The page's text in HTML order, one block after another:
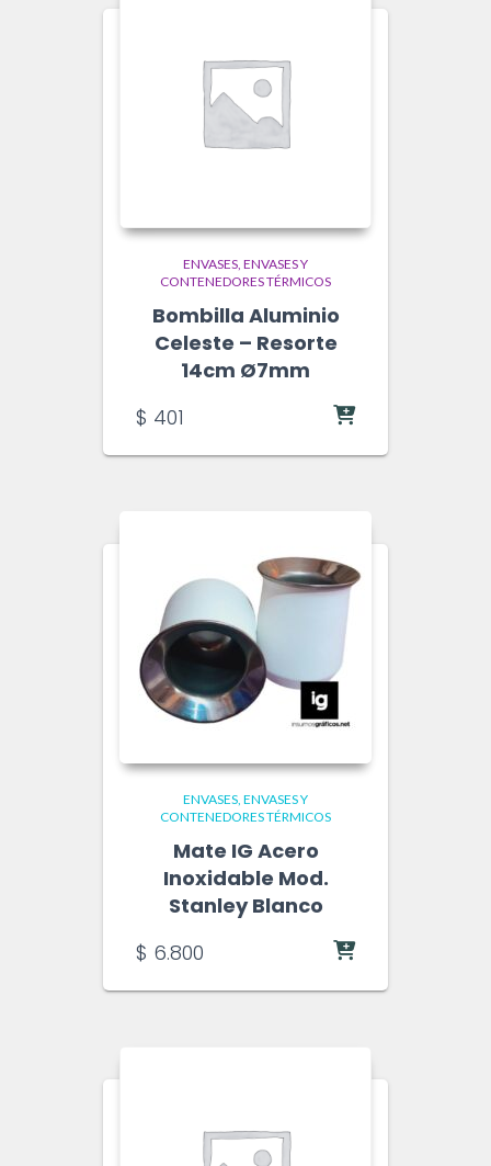
ENVASES ENVASES Y
CONTENEDORES TÉRMICOS
Bombilla Aluminio
Celeste – Resorte
14cm Ø7mm
$ 401
ENVASES ENVASES Y
CONTENEDORES TÉRMICOS
Mate IG Acero
Inoxidable Mod.
Stanley Blanco
$ 6.800